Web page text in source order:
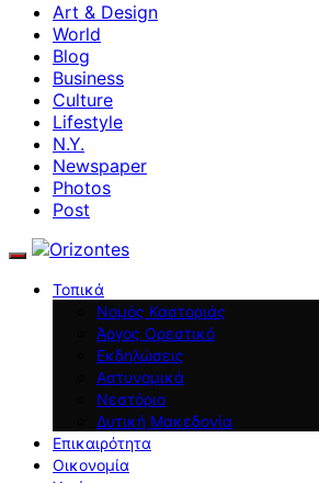
Art & Design
World
Blog
Business
Culture
Lifestyle
N.Y.
Newspaper
Photos
Post
Τοπικά
Νομός Καστοριάς
Άργος Ορεστικό
Εκδηλώσεις
Αστυνομικά
Νεστόριο
Δυτική Μακεδονία
Επικαιρότητα
Οικονομία